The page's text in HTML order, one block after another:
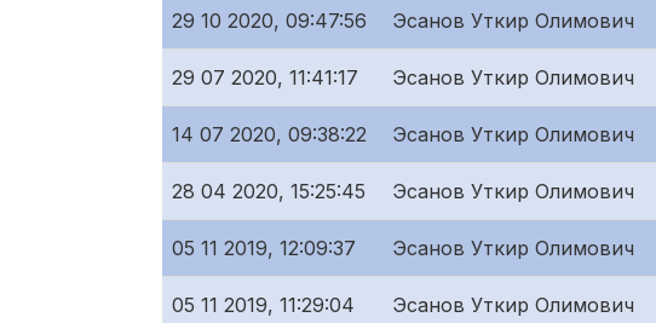
29 10 2020, 09:47:56 Эсанов Уткир Олимович
29 07 2020, 11:41:17 Эсанов Уткир Олимович
14 07 2020, 09:38:22 Эсанов Уткир Олимович
28 04 2020, 15:25:45 Эсанов Уткир Олимович
05 11 2019, 12:09:37 Эсанов Уткир Олимович
05 11 2019, 11:29:04 Эсанов Уткир Олимович